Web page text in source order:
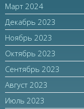
Март 2024
Декабрь 2023
Ноябрь 2023
Октябрь 2023
Сентябрь 2023
Август 2023
Июль 2023